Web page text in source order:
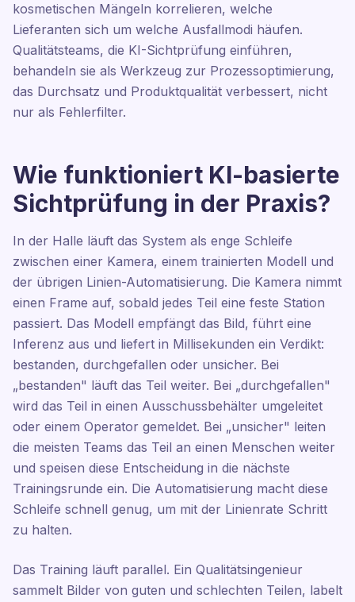
kosmetischen Mängeln korrelieren, welche
Lieferanten sich um welche Ausfallmodi häufen.
Qualitätsteams, die KI-Sichtprüfung einführen,
behandeln sie als Werkzeug zur Prozessoptimierung,
das Durchsatz und Produktqualität verbessert, nicht
nur als Fehlerfilter.
Wie funktioniert KI-basierte
Sichtprüfung in der Praxis?
In der Halle läuft das System als enge Schleife
zwischen einer Kamera, einem trainierten Modell und
der übrigen Linien-Automatisierung. Die Kamera nimmt
einen Frame auf, sobald jedes Teil eine feste Station
passiert. Das Modell empfängt das Bild, führt eine
Inferenz aus und liefert in Millisekunden ein Verdikt:
bestanden, durchgefallen oder unsicher. Bei
„bestanden" läuft das Teil weiter. Bei „durchgefallen"
wird das Teil in einen Ausschussbehälter umgeleitet
oder einem Operator gemeldet. Bei „unsicher" leiten
die meisten Teams das Teil an einen Menschen weiter
und speisen diese Entscheidung in die nächste
Trainingsrunde ein. Die Automatisierung macht diese
Schleife schnell genug, um mit der Linienrate Schritt
zu halten.
Das Training läuft parallel. Ein Qualitätsingenieur
sammelt Bilder von guten und schlechten Teilen, labelt